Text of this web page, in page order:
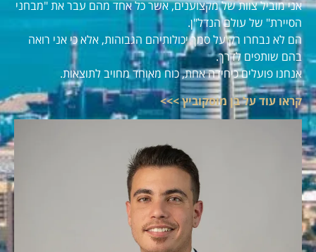
אני מוביל צוות של מקצוענים, אשר כל אחד מהם עבר את "מבחני
הסיירת" של עולם הנדל"ן.
הם לא נבחרו רק על סמך יכולותיהם הגבוהות, אלא כי אני רואה
בהם שותפים לדרך.
אנחנו פועלים כיחידה אחת, כוח מאוחד מחויב לתוצאות.
קראו עוד על בן מוסקוביץ >>>